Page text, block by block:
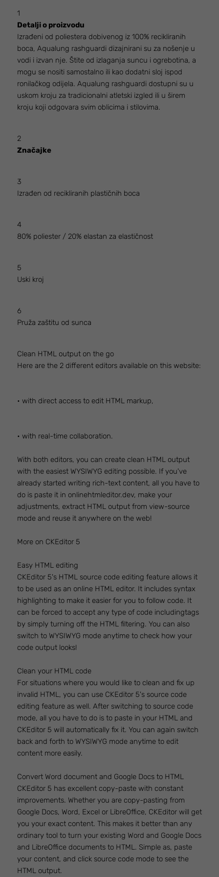
1
Detalji o proizvodu
Izrađeni od poliestera dobivenog iz 100% recikliranih
boca, Aqualung rashguardi dizajnirani su za nošenje u
vodi i izvan nje. Štite od izlaganja suncu i ogrebotina, a
mogu se nositi samostalno ili kao dodatni sloj ispod
ronilačkog odijela. Aqualung rashguardi dostupni su u
uskom kroju za tradicionalni atletski izgled ili u širem
kroju koji odgovara svim oblicima i stilovima.
2
Značajke
3
Izrađen od recikliranih plastičnih boca
4
80% poliester / 20% elastan za elastičnost
5
Uski kroj
6
Pruža zaštitu od sunca
Clean HTML output on the go
Here are the 2 different editors available on this website:
• with direct access to edit HTML markup,
• with real-time collaboration.
With both editors, you can create clean HTML output
with the easiest WYSIWYG editing possible. If you've
already started writing rich-text content, all you have to
do is paste it in onlinehtmleditor.dev, make your
adjustments, extract HTML output from view-source
mode and reuse it anywhere on the web!
More on CKEditor 5
Easy HTML editing
CKEditor 5's HTML source code editing feature allows it
to be used as an online HTML editor. It includes syntax
highlighting to make it easier for you to follow code. It
can be forced to accept any type of code includingtags
by simply turning off the HTML filtering. You can also
switch to WYSIWYG mode anytime to check how your
code output looks!
Clean your HTML code
For situations where you would like to clean and fix up
invalid HTML, you can use CKEditor 5's source code
editing feature as well. After switching to source code
mode, all you have to do is to paste in your HTML and
CKEditor 5 will automatically fix it. You can again switch
back and forth to WYSIWYG mode anytime to edit
content more easily.
Convert Word document and Google Docs to HTML
CKEditor 5 has excellent copy-paste with constant
improvements. Whether you are copy-pasting from
Google Docs, Word, Excel or LibreOffice, CKEditor will get
you your exact content. This makes it better than any
ordinary tool to turn your existing Word and Google Docs
and LibreOffice documents to HTML. Simple as, paste
your content, and click source code mode to see the
HTML output.